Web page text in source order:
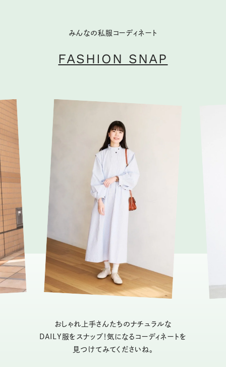
みんなの私服コーディネート
FASHION SNAP
おしゃれ上手さんたちのナチュラルな
DAILY服をスナップ！気になるコーディネートを
見つけてみてくださいね。